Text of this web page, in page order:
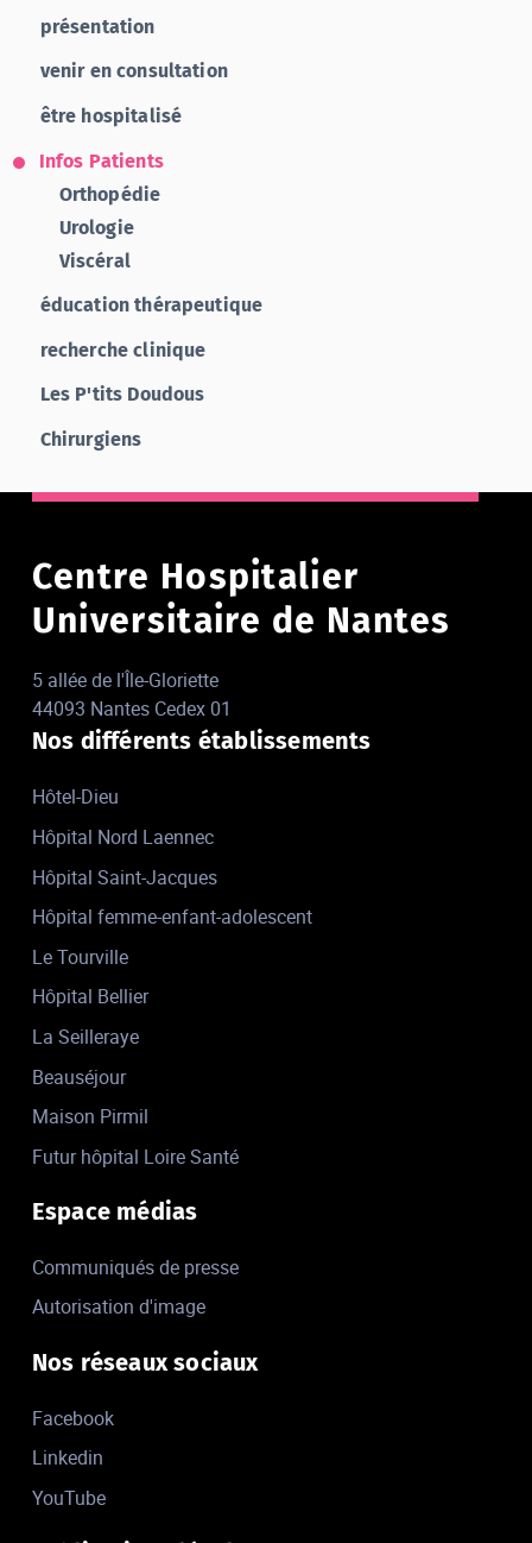
présentation
venir en consultation
être hospitalisé
Infos Patients
Orthopédie
Urologie
Viscéral
éducation thérapeutique
recherche clinique
Les P'tits Doudous
Chirurgiens
Centre Hospitalier
Universitaire de Nantes
5 allée de l'Île-Gloriette
44093 Nantes Cedex 01
Nos différents établissements
Hôtel-Dieu
Hôpital Nord Laennec
Hôpital Saint-Jacques
Hôpital femme-enfant-adolescent
Le Tourville
Hôpital Bellier
La Seilleraye
Beauséjour
Maison Pirmil
Futur hôpital Loire Santé
Espace médias
Communiqués de presse
Autorisation d'image
Nos réseaux sociaux
Facebook
Linkedin
YouTube